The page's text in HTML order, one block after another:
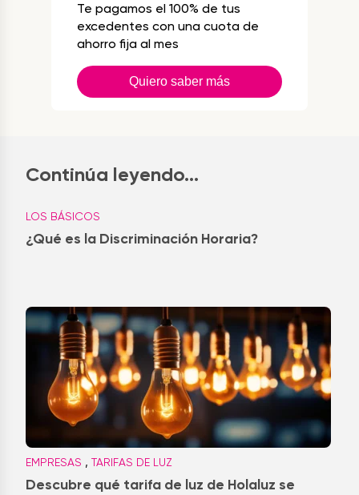
Te pagamos el 100% de tus
excedentes con una cuota de
ahorro fija al mes
Quiero saber más
Continúa leyendo...
LOS BÁSICOS
¿Qué es la Discriminación Horaria?
EMPRESAS , TARIFAS DE LUZ
Descubre qué tarifa de luz de Holaluz se